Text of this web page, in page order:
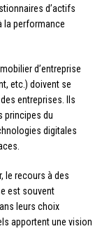
d’actifs
la performance
d’entreprise
etc.) doivent se
entreprises. Ils
principes du
digitales
le recours à des
est souvent
leurs choix
apportent une vision